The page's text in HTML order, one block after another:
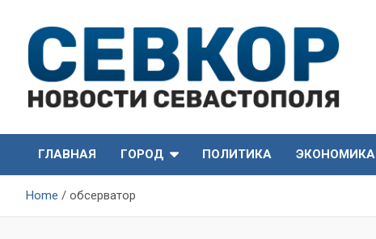
content
СевКор — Новости
Севастополя
Севастополя
ГЛАВНАЯ
ГОРОД ПОЛИТИКА ЭКОНОМИКА
Home обсерватор